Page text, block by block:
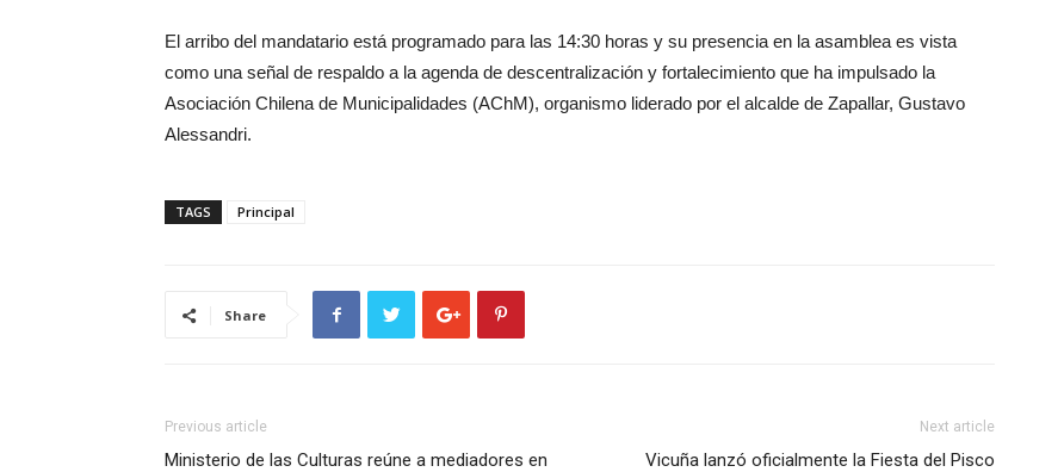
El arribo del mandatario está programado para las 14:30 horas y su presencia en la asamblea es vista
como una señal de respaldo a la agenda de descentralización y fortalecimiento que ha impulsado la
Asociación Chilena de Municipalidades (AChM), organismo liderado por el alcalde de Zapallar, Gustavo
Alessandri.
TAGS Principal
Share
Previous article
Ministerio de las Culturas reúne a mediadores en
Next article
Vicuña lanzó oficialmente la Fiesta del Pisco